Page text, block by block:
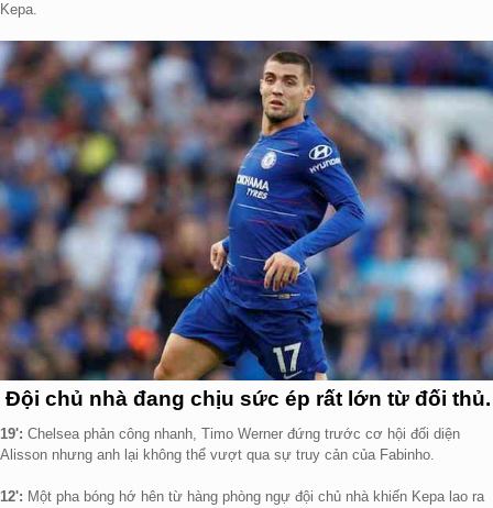
Kepa.
Đội chủ nhà đang chịu sức ép rất lớn từ đối thủ.
19': Chelsea phản công nhanh, Timo Werner đứng trước cơ hội đối diện
Alisson nhưng anh lại không thể vượt qua sự truy cản của Fabinho.
12': Một pha bóng hớ hên từ hàng phòng ngự đội chủ nhà khiến Kepa lao ra